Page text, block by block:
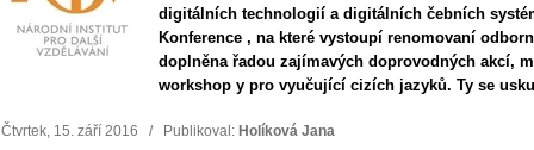
digitálních technologií a digitálních čebních
Konference , na které vystoupí renomovaní
doplněna řadou zajímavých doprovodných akcí,
workshop y pro vyučující cizích jazyků. Ty se
Čtvrtek, 15. září 2016 / Publikoval: Holíková Jana